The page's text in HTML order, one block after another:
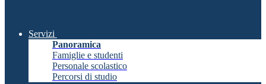
Servizi
Panoramica
Famiglie e studenti
Personale scolastico
Percorsi di studio